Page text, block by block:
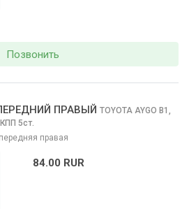
Позвонить
ПРАВЫЙ TOYOTA AYGO B1,
5ст.
правая
84.00 RUR